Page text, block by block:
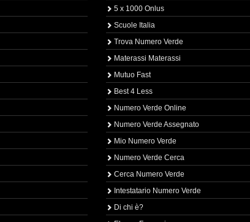
5 x 1000 Onlus
Scuole Italia
Trova Numero Verde
Materassi Materassi
Mutuo Fast
Best 4 Less
Numero Verde Online
Numero Verde Assegnato
Mio Numero Verde
Numero Verde Cerca
Cerca Numero Verde
Intestatario Numero Verde
Di chi è?